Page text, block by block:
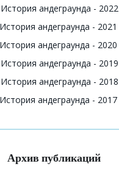
История андеграунда - 2022
История андеграунда - 2021
История андеграунда - 2020
История андеграунда - 2019
История андеграунда - 2018
История андеграунда - 2017
Архив публикаций